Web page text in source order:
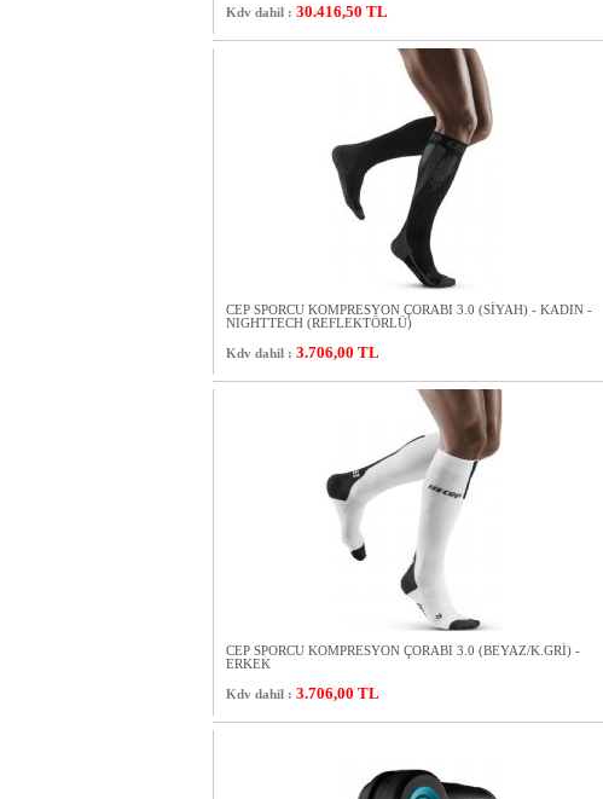
Kdv dahil : 30.416,50 TL
CEP SPORCU KOMPRESYON ÇORABI 3.0 (SİYAH) - KADIN -
NIGHTTECH (REFLEKTÖRLÜ)
Kdv dahil : 3.706,00 TL
CEP SPORCU KOMPRESYON ÇORABI 3.0 (BEYAZ/K.GRİ) -
ERKEK
Kdv dahil : 3.706,00 TL